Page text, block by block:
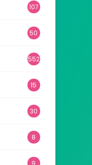
107
50
552
15
30
8
9